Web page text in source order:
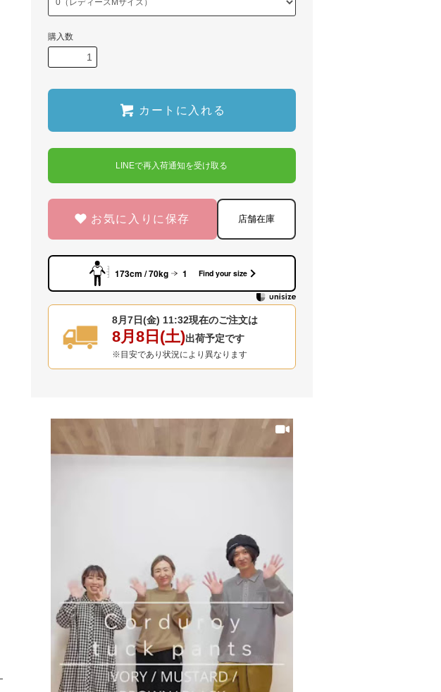
購入数
カートに入れる
LINEで再入荷通知を受け取る
お気に入りに保存 店舗在庫
173cm / 70kg 1 Find your size
8月7日(金) 11:32現在のご注文は
8月8日(土)出荷予定です
※目安であり状況により異なります